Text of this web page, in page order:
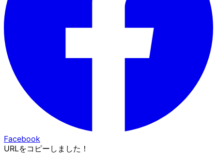
Facebook
URLをコピーしました！